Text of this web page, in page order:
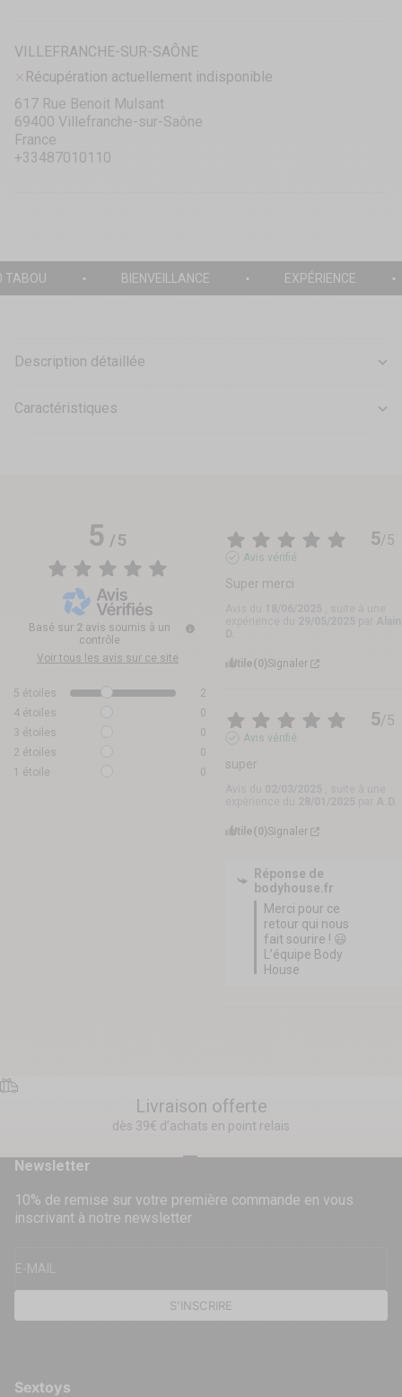
VILLEFRANCHE-SUR-SAÔNE
Récupération actuellement indisponible
617 Rue Benoit Mulsant
69400 Villefranche-sur-Saône
France
+33487010110
TABOU BIENVEILLANCE EXPÉRIENCE
Description détaillée
Caractéristiques
5/5
Basé sur 2 avis soumis à un
contrôle
Voir tous les avis sur ce site
5 étoiles
2
4 étoiles
0
3 étoiles
0
2 étoiles
0
1 étoile 0
5/5
Avis vérifié
Super merci
Utile(0) Signaler
5/5
Avis vérifié
super
Utile(0) Signaler
Réponse de
bodyhouse.fr
Merci pour ce
retour qui nous
fait sourire ! 😃
L’équipe Body
House
Livraison offerte
dès 39€ d’achats en point relais
Sextoys
Newsletter
10% de remise sur votre première commande en vous
inscrivant à notre newsletter
E-MAIL
S'INSCRIRE